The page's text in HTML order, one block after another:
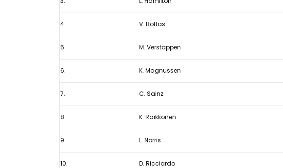
2019
4. V. Bottas
5. M. Verstappen
6. K. Magnussen
7. C. Sainz
8. K. Raikkonen
9. L. Norris
10. D. Ricciardo